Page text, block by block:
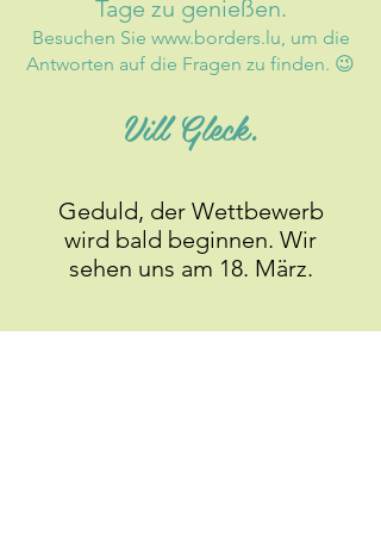
Tage zu genießen.
Besuchen Sie www.borders.lu, um die
Antworten auf die Fragen zu finden. 😉
Vill Gleck.
Geduld, der Wettbewerb
wird bald beginnen. Wir
sehen uns am 18. März.